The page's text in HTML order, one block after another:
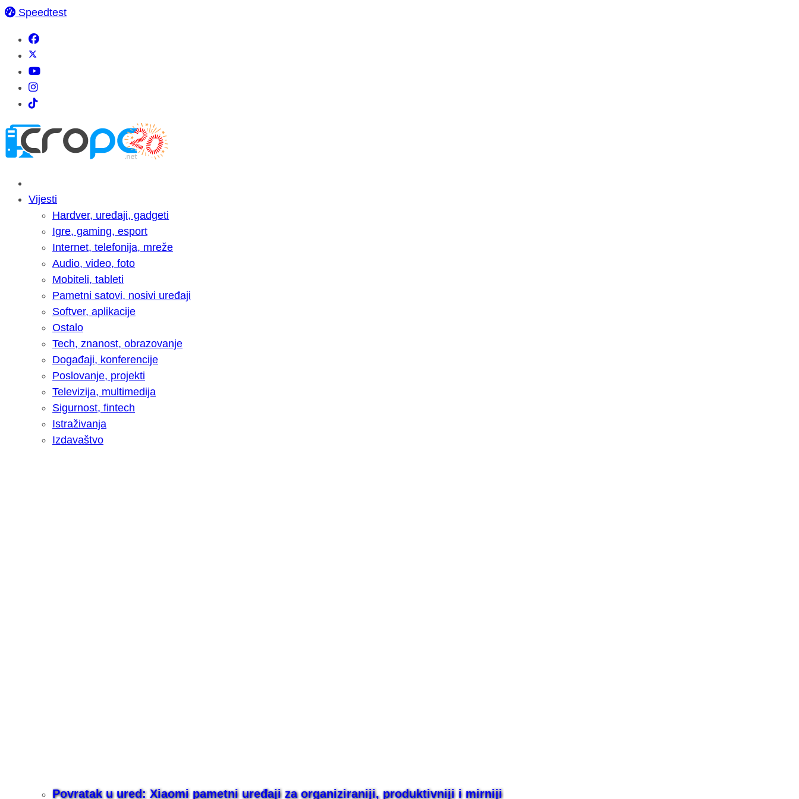
Speedtest
Vijesti
Hardver, uređaji, gadgeti
Igre, gaming, esport
Internet, telefonija, mreže
Audio, video, foto
Mobiteli, tableti
Pametni satovi, nosivi uređaji
Softver, aplikacije
Ostalo
Tech, znanost, obrazovanje
Događaji, konferencije
Poslovanje, projekti
Televizija, multimedija
Sigurnost, fintech
Istraživanja
Izdavaštvo
Povratak u ured: Xiaomi pametni uređaji za organiziraniji, produktivniji i mirniji